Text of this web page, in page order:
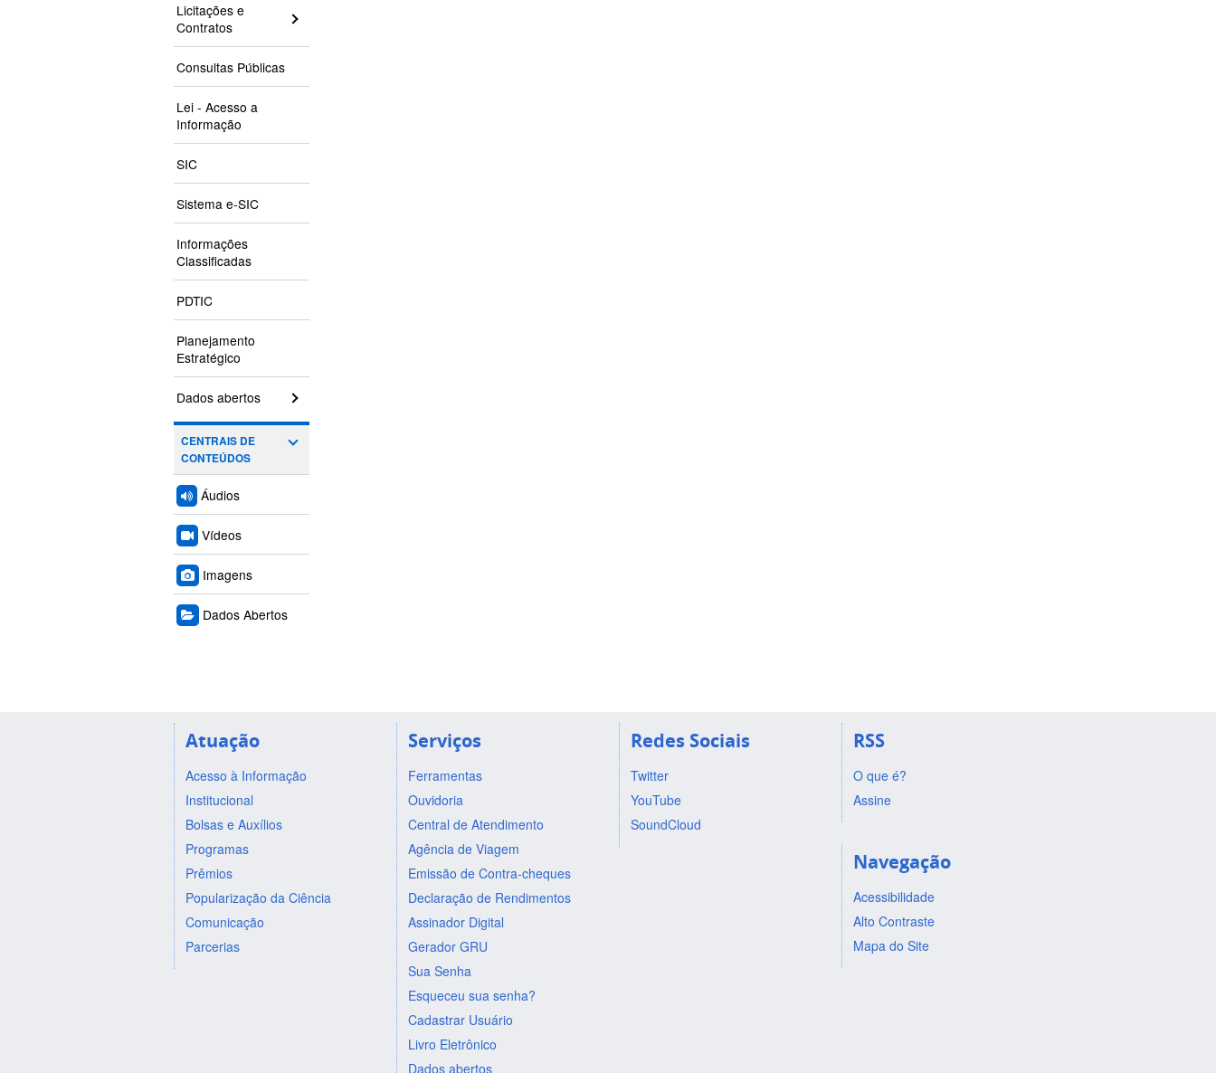
Licitações e
Contratos
Consultas Públicas
Lei - Acesso a
Informação
SIC
Sistema e-SIC
Informações
Classificadas
PDTIC
Planejamento
Estratégico
Dados abertos
CENTRAIS DE
CONTEÚDOS
Áudios
Vídeos
Imagens
Dados Abertos
Atuação
Acesso à Informação
Institucional
Bolsas e Auxílios
Programas
Prêmios
Popularização da Ciência
Comunicação
Parcerias
Serviços
Ferramentas
Ouvidoria
Central de Atendimento
Agência de Viagem
Emissão de Contra-cheques
Declaração de Rendimentos
Assinador Digital
Gerador GRU
Sua Senha
Esqueceu sua senha?
Cadastrar Usuário
Livro Eletrônico
Dados abertos
Redes Sociais
Twitter
YouTube
SoundCloud
RSS
O que é?
Assine
Navegação
Acessibilidade
Alto Contraste
Mapa do Site